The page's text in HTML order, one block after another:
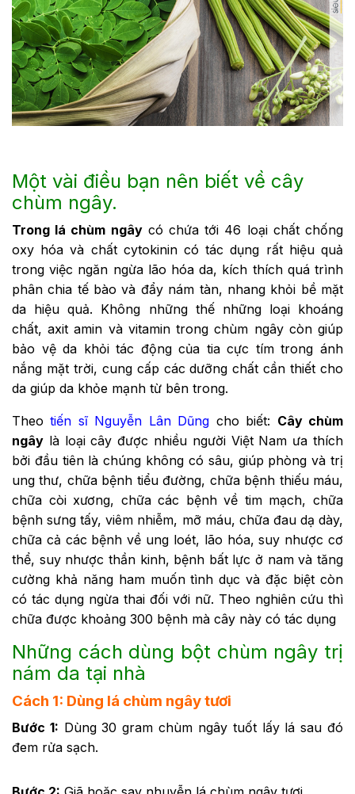
Một vài điều bạn nên biết về cây
chùm ngây.
Trong lá chùm ngâycó chứa tới 46 loại chất chống
oxy hóa và chất cytokinin có tác dụng rất hiệu quả
trong việc ngăn ngừa lão hóa da, kích thích quá trình
phân chia tế bào và đẩy nám tàn, nhang khỏi bề mặt
da hiệu quả. Không những thế những loại khoáng
chất, axit amin và vitamin trong chùm ngây còn giúp
bảo vệ da khỏi tác động của tia cực tím trong ánh
nắng mặt trời, cung cấp các dưỡng chất cần thiết cho
da giúp da khỏe mạnh từ bên trong.
Theo tiến sĩ Nguyễn Lân Dũng cho biết: Cây chùm
ngây là loại cây được nhiều người Việt Nam ưa thích
bởi đầu tiên là chúng không có sâu, giúp phòng và trị
ung thư, chữa bệnh tiểu đường, chữa bệnh thiếu máu,
chữa còi xương, chữa các bệnh về tim mạch, chữa
bệnh sưng tấy, viêm nhiễm, mỡ máu, chữa đau dạ dày,
chữa cả các bệnh về ung loét, lão hóa, suy nhược cơ
thể, suy nhược thần kinh, bệnh bất lực ở nam và tăng
cường khả năng ham muốn tình dục và đặc biệt còn
có tác dụng ngừa thai đối với nữ. Theo nghiên cứu thì
chữa được khoảng 300 bệnh mà cây này có tác dụng
Những cách dùng bột chùm ngây trị
nám da tại nhà
Cách 1: Dùng lá chùm ngây tươi
Bước 1: Dùng 30 gram chùm ngây tuốt lấy lá sau đó
đem rửa sạch.